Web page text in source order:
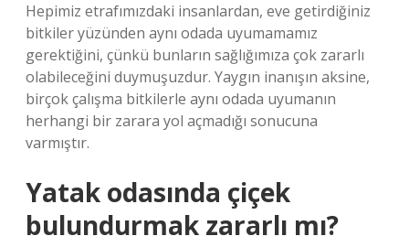
Hepimiz etrafımızdaki insanlardan, eve getirdiğiniz
bitkiler yüzünden aynı odada uyumamamız
gerektiğini, çünkü bunların sağlığımıza çok zararlı
olabileceğini duymuşuzdur. Yaygın inanışın aksine,
birçok çalışma bitkilerle aynı odada uyumanın
herhangi bir zarara yol açmadığı sonucuna
varmıştır.
Yatak odasında çiçek
bulundurmak zararlı mı?